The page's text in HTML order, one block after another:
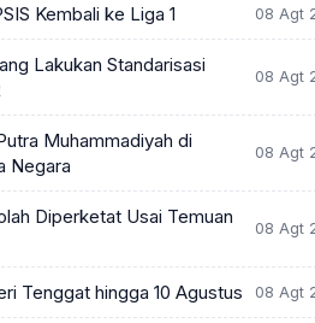
Kembali ke Liga 1 08 Agt
Lakukan Standarisasi
08 Agt
Muhammadiyah di
Negara
08 Agt
Diperketat Usai Temuan
08 Agt
Tenggat hingga 10 Agustus 08 Agt